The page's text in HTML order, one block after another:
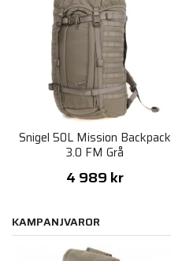
Snigel 50L Mission Backpack
3.0 FM Grå
4 989 kr
KAMPANJVAROR